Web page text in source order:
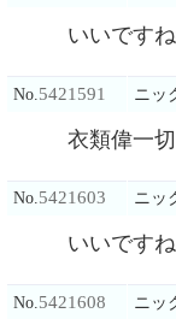
いいです
No.5421591 ニッ
衣類偉一
No.5421603 ニッ
いいですね
No.5421608 ニッ